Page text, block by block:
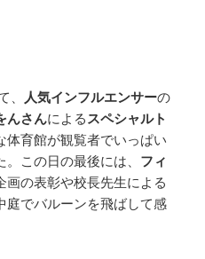
、 人気インフルエンサーの
んさんによる スペシャルト
体育館が観覧者でいっぱい
この日の最後には、 フィ
画の表彰や校長先生による
庭でバルーンを飛ばして感